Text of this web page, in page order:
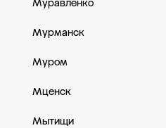
Муравленко
Мурманск
Муром
Мценск
Мытищи